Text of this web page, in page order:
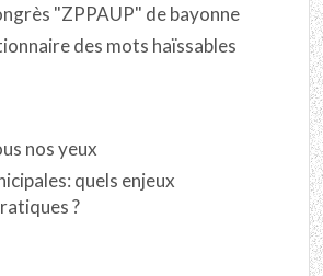
"ZPPAUP" de bayonne
des mots haïssables
nos yeux
quels enjeux
?